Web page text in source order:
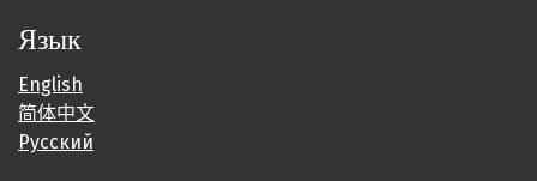
Язык
English
简体中文
Русский